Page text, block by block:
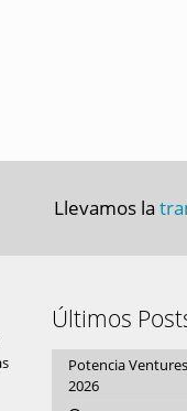
Llevamos la
Últimos
Potencia
2026